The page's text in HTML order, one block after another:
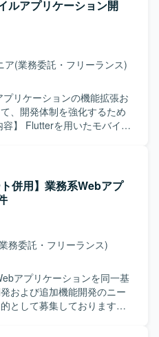
側メンバーとコミュニケー
や仕様調整、実装、レビュ
ラムベースのアジャイル開
サイクルの中で設計から実
程に携わっていただきま
ながら、自ら課題を発見し
を求めております。新しい
、生成AIなどの新しい取り
発に携わることで、ドメイ
キルの両方を高めていただ
ロスプラットフォーム開発
プロセスを経験できる環境
サイクルの中で、企画から
続的に経験できる点も魅力
ル（スクラム）開発を採用
リリースサイクルで継続的な
す。
ルアプリケーション開
ア(業務委託・フリーランス)
プリケーションの機能拡張お
、開発体制を強化するため
ドレビューを通じた品質向
生成AIを積極的に活用し、
などを含む効率的な開発プ
す。 【求める人物
タスクを推進できる方を求
にコミュニケーションを取
より良い開発プロセスやプ
だける方が望ましいです。
用いたモバイルアプリケー
でき、設計から実装、レビ
ます。生成AIを活用した開
併用】業務系Webアプ
務委託・フリーランス)
アプリケーションを同一基
および追加機能開発のニー
として募集しております。